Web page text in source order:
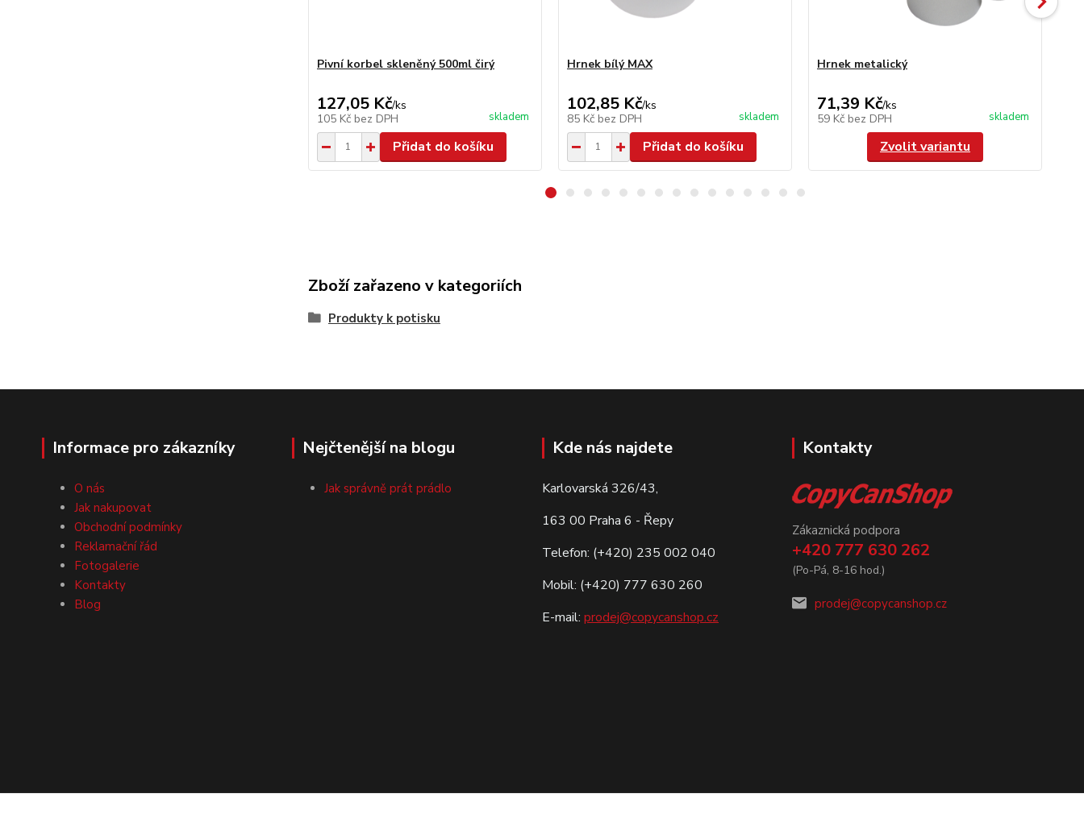
Pivní korbel skleněný 500ml čirý
127,05 Kč/ks
105 Kč bez DPH skladem
Přidat do košíku
Hrnek bílý MAX
102,85 Kč/ks
85 Kč bez DPH skladem
Přidat do košíku
Hrnek metalický
71,39 Kč/ks
59 Kč bez DPH skladem
Zvolit variantu
Zboží zařazeno v kategoriích
Produkty k potisku
Informace pro zákazníky
O nás
Jak nakupovat
Obchodní podmínky
Reklamační řád
Fotogalerie
Kontakty
Blog
Nejčtenější na blogu
Jak správně prát prádlo
Kde nás najdete
Karlovarská 326/43,
163 00 Praha 6 - Řepy
Telefon: (+420) 235 002 040
Mobil: (+420) 777 630 260
E-mail: prodej@copycanshop.cz
Kontakty
Zákaznická podpora
+420 777 630 262
(Po-Pá, 8-16 hod.)
prodej@copycanshop.cz